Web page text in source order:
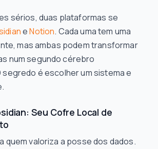
sérios, duas plataformas se
eNotion. Cada uma tem uma
mas ambas podem transformar
num segundo cérebro
segredo é escolher um sistema e
Seu Cofre Local de
quem valoriza a posse dos dados.